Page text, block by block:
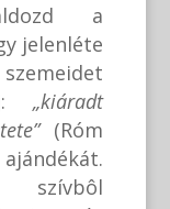
a
jelenléte
„kiáradt
(Róm
szívbôl